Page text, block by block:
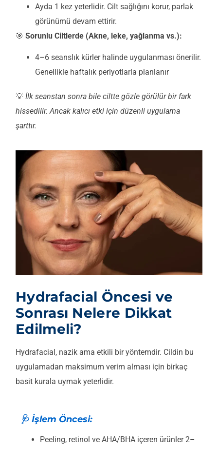
Ayda 1 kez yeterlidir. Cilt sağlığını korur, parlak
görünümü devam ettirir.
🎯 Sorunlu Ciltlerde (Akne, leke, yağlanma vs.):
4–6 seanslık kürler halinde uygulanması önerilir.
Genellikle haftalık periyotlarla planlanır
💡 İlk seanstan sonra bile ciltte gözle görülür bir fark
hissedilir. Ancak kalıcı etki için düzenli uygulama
şarttır.
Hydrafacial Öncesi ve
Sonrası Nelere Dikkat
Edilmeli?
Hydrafacial, nazik ama etkili bir yöntemdir. Cildin bu
uygulamadan maksimum verim alması için birkaç
basit kurala uymak yeterlidir.
🩺 İşlem Öncesi:
Peeling, retinol ve AHA/BHA içeren ürünler 2–